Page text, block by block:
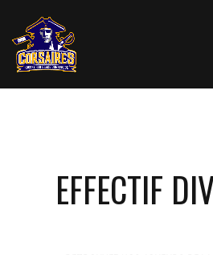
EFFECTIF